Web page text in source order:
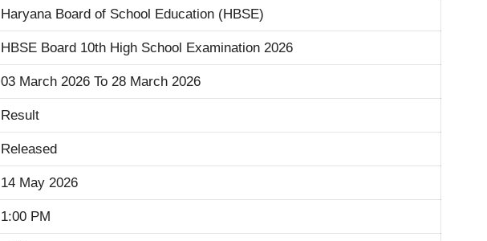
Haryana Board of School Education (HBSE)
HBSE Board 10th High School Examination 2026
03 March 2026 To 28 March 2026
Result
Released
14 May 2026
1:00 PM